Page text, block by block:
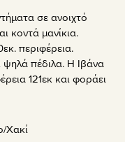
σε ανοιχτό
κοντά μανίκια.
περιφέρεια.
πέδιλα. Η Ιβάνα
121εκ και φοράει
Χακί